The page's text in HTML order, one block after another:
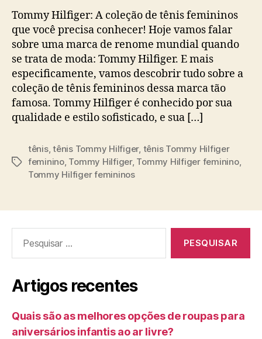
Tommy Hilfiger: A coleção de tênis femininos
que você precisa conhecer! Hoje vamos falar
sobre uma marca de renome mundial quando
se trata de moda: Tommy Hilfiger. E mais
especificamente, vamos descobrir tudo sobre a
coleção de tênis femininos dessa marca tão
famosa. Tommy Hilfiger é conhecido por sua
qualidade e estilo sofisticado, e sua […]
Etiquetas
tênis,tênis Tommy Hilfiger, tênis Tommy Hilfiger
feminino, Tommy Hilfiger, Tommy Hilfiger feminino,
Tommy Hilfiger femininos
por:
Artigos recentes
Quais são as melhores opções de roupas para
aniversários infantis ao ar livre?